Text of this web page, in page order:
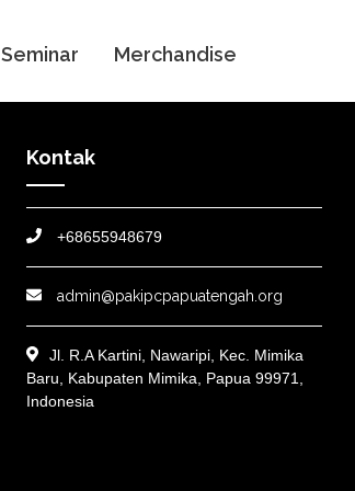
Seminar Merchandise
Kontak
+68655948679
admin@pakipcpapuatengah.org
Jl. R.A Kartini, Nawaripi, Kec. Mimika
Baru, Kabupaten Mimika, Papua 99971,
Indonesia